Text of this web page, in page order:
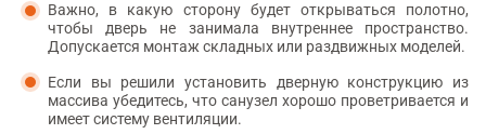
Важно, в какую сторону будет открываться полотно,
чтобы дверь не занимала внутреннее пространство.
Допускается монтаж складных или раздвижных моделей.
Если вы решили установить дверную конструкцию из
массива убедитесь, что санузел хорошо проветривается и
имеет систему вентиляции.